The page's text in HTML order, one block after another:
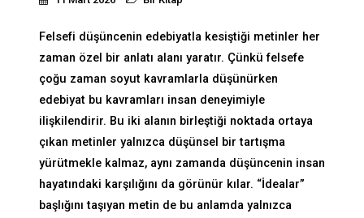
Felsefi düşüncenin edebiyatla kesiştiği metinler her
zaman özel bir anlatı alanı yaratır. Çünkü felsefe
çoğu zaman soyut kavramlarla düşünürken
edebiyat bu kavramları insan deneyimiyle
ilişkilendirir. Bu iki alanın birleştiği noktada ortaya
çıkan metinler yalnızca düşünsel bir tartışma
yürütmekle kalmaz, aynı zamanda düşüncenin insan
hayatındaki karşılığını da görünür kılar. “İdealar”
başlığını taşıyan metin de bu anlamda yalnızca